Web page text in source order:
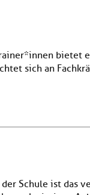
sich an
Schule ist das